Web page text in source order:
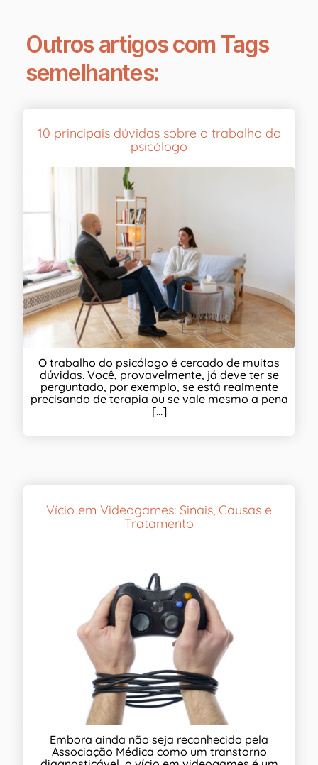
Outros artigos com Tags
semelhantes:
10 principais dúvidas sobre o trabalho do
psicólogo
O trabalho do psicólogo é cercado de muitas
dúvidas. Você, provavelmente, já deve ter se
perguntado, por exemplo, se está realmente
precisando de terapia ou se vale mesmo a pena
[...]
Vício em Videogames: Sinais, Causas e
Tratamento
Embora ainda não seja reconhecido pela
Associação Médica como um transtorno